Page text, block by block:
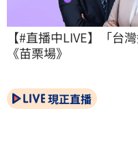
【#直播中LIVE】「台
《苗栗場》
現正直播